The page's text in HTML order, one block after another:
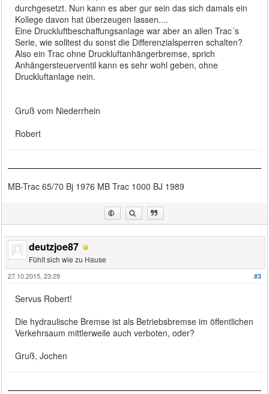
durchgesetzt. Nun kann es aber gur sein das sich damals ein
Kollege davon hat überzeugen lassen....
Eine Druckluftbeschaffungsanlage war aber an allen Trac´s
Serie, wie solltest du sonst die Differenzialsperren schalten?
Also ein Trac ohne Druckluftanhängerbremse, sprich
Anhängersteuerventil kann es sehr wohl geben, ohne
Druckluftanlage nein.
Gruß vom Niederrhein
Robert
MB-Trac 65/70 Bj 1976 MB Trac 1000 BJ 1989
deutzjoe87
Fühlt sich wie zu Hause
#3
27.10.2015, 23:29
Servus Robert!
Die hydraulische Bremse ist als Betriebsbremse im öffentlichen
Verkehrsaum mittlerweile auch verboten, oder?
Gruß, Jochen